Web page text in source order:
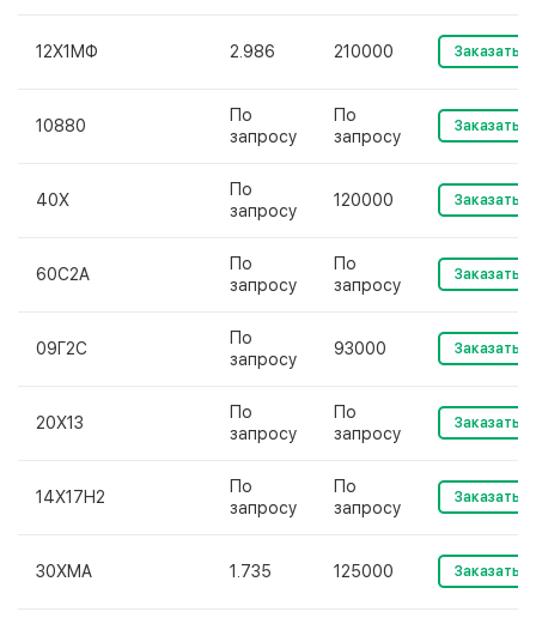
12Х1МФ 2.986 210000 Заказать
10880
По
запросу
По
запросу
Заказать
40Х
По
запросу
120000 Заказать
60С2А
По
запросу
По
запросу
Заказать
09Г2С
По
запросу
93000 Заказать
20Х13
По
запросу
По
запросу
Заказать
14Х17Н2
По
запросу
По
запросу
Заказать
30ХМА 1.735 125000 Заказать